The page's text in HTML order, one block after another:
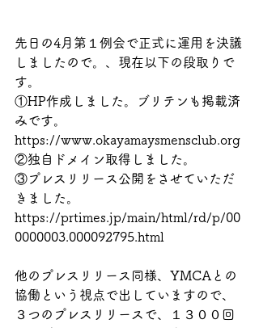
先日の4月第１例会で正式に運用を決議
しましたので。、現在以下の段取りで
す。
①HP作成しました。ブリテンも掲載済
みです。
https://www.okayamaysmensclub.org
②独自ドメイン取得しました。
③プレスリリース公開をさせていただ
きました。
https://prtimes.jp/main/html/rd/p/00
0000003.000092795.html
他のプレスリリース同様、YMCAとの
協働という視点で出していますので、
３つのプレスリリースで、１３００回